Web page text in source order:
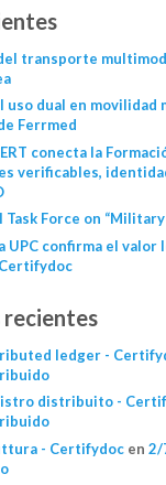
transporte
dual en movilidad
Ferrmed
conecta la
verificables,
Task Force on
UPC confirma el valor
ledger -
distribuito -
- Certifydocen 2/